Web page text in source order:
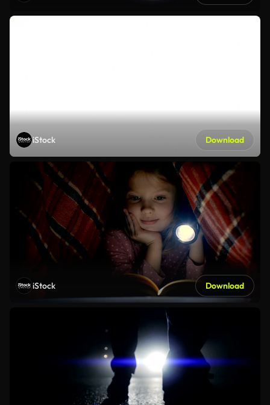
iStock Download
iStock Download